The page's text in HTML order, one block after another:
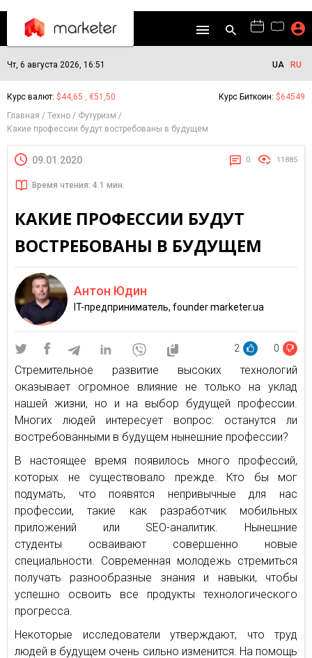
Чт, 6 августа 2026, 16:51 UA RU
Курс валют: $44,65 , €51,50 Курс Биткоин: $64549
Главная
Техно
Футуризм
Какие профессии будут востребованы в будущем
09.01.2020 0 11885
Время чтения: 4.1 мин.
КАКИЕ ПРОФЕССИИ БУДУТ
ВОСТРЕБОВАНЫ В БУДУЩЕМ
Антон Юдин
IT-предприниматель, founder marketer.ua
2 0
Стремительное развитие высоких технологий
оказывает огромное влияние не только на уклад
нашей жизни, но и на выбор будущей профессии.
Многих людей интересует вопрос: останутся ли
востребованными в будущем нынешние профессии?
В настоящее время появилось много профессий,
которых не существовало прежде. Кто бы мог
подумать, что появятся непривычные для нас
профессии, такие как разработчик мобильных
приложений или SEO-аналитик. Нынешние
студенты осваивают совершенно новые
специальности. Современная молодежь стремиться
получать разнообразные знания и навыки, чтобы
успешно освоить все продукты технологического
прогресса.
Некоторые исследователи утверждают, что труд
людей в будущем очень сильно изменится. На помощь